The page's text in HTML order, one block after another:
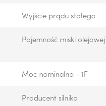
Wyjście prądu stałego
Pojemność miski olejowej
Moc nominalna - 1F
Producent silnika